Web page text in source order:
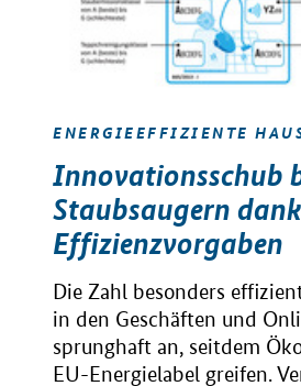
ENERGIEEFFIZIENTE
Innovationsschub
Staubsaugern
Effizienzvorgaben
Die Zahl besonders
in den Geschäften und
sprunghaft an, seitdem
EU-Energielabel greifen.